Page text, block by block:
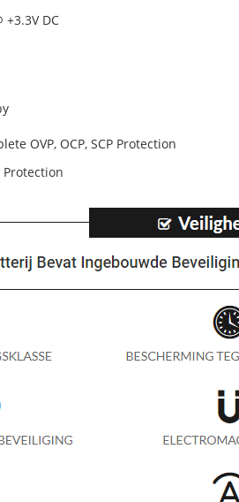
DC
OVP, OCP, SCP Protection
Protection